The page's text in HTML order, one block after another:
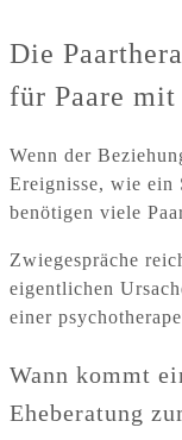
Die
für Paare mit
Wenn der
Ereignisse, wie ein
benötigen viele
Zwiegespräche
eigentlichen
einer
Wann kommt
Eheberatung